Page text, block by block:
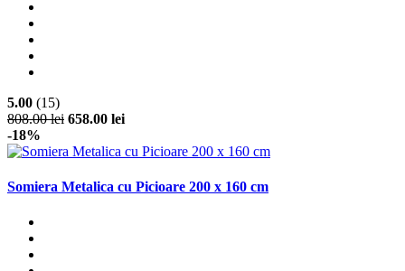
5.00 (15)
808.00 lei 658.00 lei
-18%
Somiera Metalica cu Picioare 200 x 160 cm